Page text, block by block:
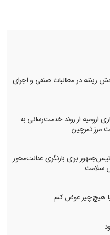
ریشه در مطالبات صنفی و اجرای
ارومیه از روند خدمت‌رسانی به
مرز تمرچین
برای بازنگری عدالت‌محور
سلامت
هیچ چیز عوض کنم